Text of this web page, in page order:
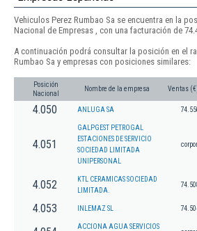
Vehiculos Perez Rumbao Sa se encuentra en la
Nacional de Empresas , con una facturación de
A continuación podrá consultar la posición en el
Rumbao Sa y empresas con posiciones similares:
Posición
Nacional
Nombre de la empresa Ventas
4.050 ANLUGA SA
4.051
GALPGEST PETROGAL
ESTACIONES DE SERVICIO
SOCIEDAD LIMITADA
UNIPERSONAL
4.052
KTL CERAMICAS SOCIEDAD
LIMITADA.
4.053 INLEMAZ SL
ACCIONA AGUA SERVICIOS